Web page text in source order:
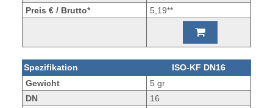
Preis € / Brutto*
5,19**
Spezifikation
ISO-KF DN16
Gewicht
5 gr
DN
16